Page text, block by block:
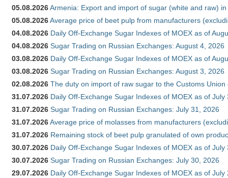
05.08.2026Armenia: Export and import of sugar (white and raw)
05.08.2026Average price of beet pulp from manufacturers
04.08.2026 Daily Off-Exchange Sugar Indexes of MOEX as of
04.08.2026 Sugar Trading on Russian Exchanges: August 4, 2026
03.08.2026 Daily Off-Exchange Sugar Indexes of MOEX as of
03.08.2026 Sugar Trading on Russian Exchanges: August 3, 2026
02.08.2026 The duty on import of raw sugar to the Customs
31.07.2026 Daily Off-Exchange Sugar Indexes of MOEX as of July
31.07.2026 Sugar Trading on Russian Exchanges: July 31, 2026
31.07.2026Average price of molasses from manufacturers
31.07.2026 Remaining stock of beet pulp granulated of own
30.07.2026 Daily Off-Exchange Sugar Indexes of MOEX as of July
30.07.2026 Sugar Trading on Russian Exchanges: July 30, 2026
29.07.2026 Daily Off-Exchange Sugar Indexes of MOEX as of July